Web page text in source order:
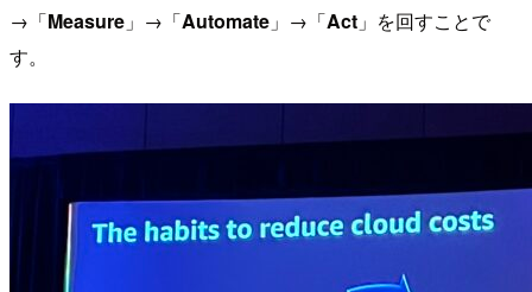
→「Measure 」→「Automate 」→「Act 」を回すことで
す。